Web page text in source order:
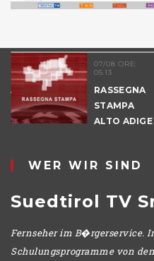
06/08
ALTO
- SERA
WER WIR SIND
Suedtirol TV
Fernseher im B�rgerservice.
Schulungsprogramme von